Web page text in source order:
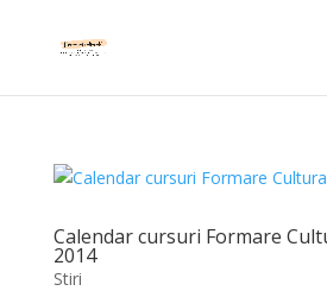
Calendar cursuri Formare
2014
Stiri